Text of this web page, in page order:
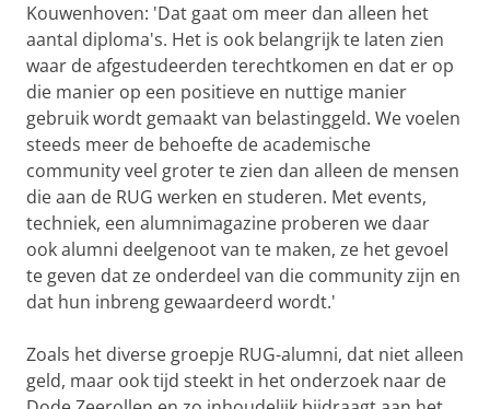
Kouwenhoven: 'Dat gaat om meer dan alleen het
aantal diploma's. Het is ook belangrijk te laten zien
waar de afgestudeerden terechtkomen en dat er op
die manier op een positieve en nuttige manier
gebruik wordt gemaakt van belastinggeld. We voelen
steeds meer de behoefte de academische
community veel groter te zien dan alleen de mensen
die aan de RUG werken en studeren. Met events,
techniek, een alumnimagazine proberen we daar
ook alumni deelgenoot van te maken, ze het gevoel
te geven dat ze onderdeel van die community zijn en
dat hun inbreng gewaardeerd wordt.'
Zoals het diverse groepje RUG-alumni, dat niet alleen
geld, maar ook tijd steekt in het onderzoek naar de